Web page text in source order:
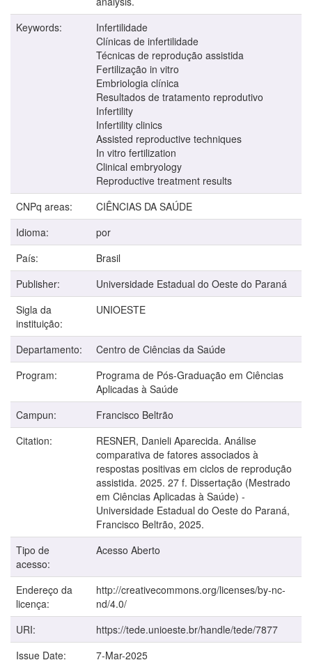
Keywords:
Infertilidade
Clínicas de infertilidade
Técnicas de reprodução assistida
Fertilização in vitro
Embriologia clínica
Resultados de tratamento reprodutivo
Infertility
Infertility clinics
Assisted reproductive techniques
In vitro fertilization
Clinical embryology
Reproductive treatment results
CNPq areas:
CIÊNCIAS DA SAÚDE
Idioma:
por
País:
Brasil
Publisher:
Universidade Estadual do Oeste do Paraná
Sigla da
instituição:
UNIOESTE
Departamento:
Centro de Ciências da Saúde
Program:
Programa de Pós-Graduação em Ciências
Aplicadas à Saúde
Campun:
Francisco Beltrão
Citation:
RESNER, Danieli Aparecida. Análise
comparativa de fatores associados à
respostas positivas em ciclos de reprodução
assistida. 2025. 27 f. Dissertação (Mestrado
em Ciências Aplicadas à Saúde) -
Universidade Estadual do Oeste do Paraná,
Francisco Beltrão, 2025.
Tipo de
acesso:
Acesso Aberto
Endereço da
licença:
http://creativecommons.org/licenses/by-nc-
nd/4.0/
URI:
https://tede.unioeste.br/handle/tede/7877
Issue Date:
7-Mar-2025